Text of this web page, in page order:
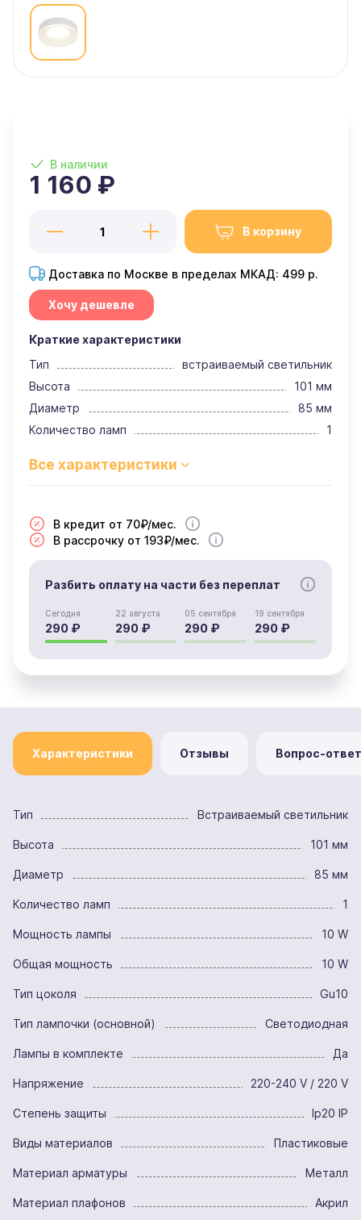
В наличии
1 160 ₽
В корзину
Доставка по Москве в пределах МКАД: 499 р.
Хочу дешевле
Краткие характеристики
Тип
встраиваемый светильник
Высота
101 мм
Диаметр
85 мм
Количество ламп
1
В кредит от 70₽/мес.
В рассрочку от 193₽/мес.
Разбить оплату на части без переплат
Сегодня
290 ₽
22 августа
290 ₽
05 сентября
290 ₽
19 сентября
290 ₽
Характеристики Отзывы Вопрос-ответ
Тип Встраиваемый светильник
Высота 101 мм
Диаметр 85 мм
Количество ламп 1
Мощность лампы 10 W
Общая мощность 10 W
Тип цоколя Gu10
Тип лампочки (основной) Светодиодная
Лампы в комплекте Да
Напряжение 220-240 V / 220 V
Степень защиты Ip20 IP
Виды материалов Пластиковые
Материал арматуры Металл
Материал плафонов Акрил